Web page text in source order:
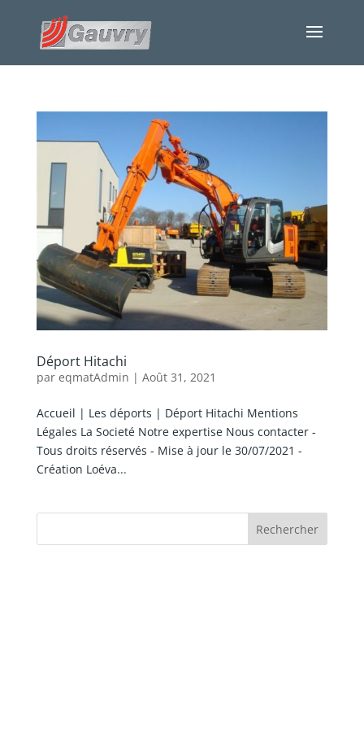
Déport Hitachi
par eqmatAdmin | Août 31, 2021
Accueil | Les déports | Déport Hitachi Mentions
Légales La Societé Notre expertise Nous contacter -
Tous droits réservés - Mise à jour le 30/07/2021 -
Création Loéva...